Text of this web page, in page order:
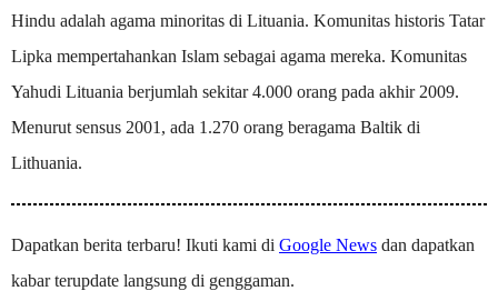
Hindu adalah agama minoritas di Lituania. Komunitas historis Tatar
Lipka mempertahankan Islam sebagai agama mereka. Komunitas
Yahudi Lituania berjumlah sekitar 4.000 orang pada akhir 2009.
Menurut sensus 2001, ada 1.270 orang beragama Baltik di
Lithuania.
Dapatkan berita terbaru! Ikuti kami di Google News dan dapatkan
kabar terupdate langsung di genggaman.